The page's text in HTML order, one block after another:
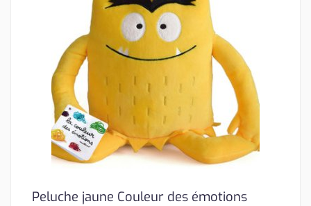
Peluche jaune Couleur des émotions